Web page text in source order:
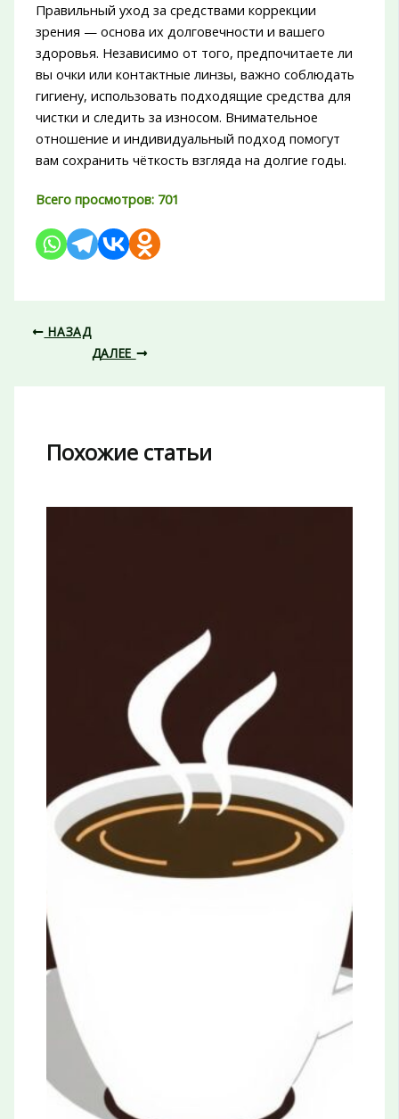
Правильный уход за средствами коррекции
зрения — основа их долговечности и вашего
здоровья. Независимо от того, предпочитаете ли
вы очки или контактные линзы, важно соблюдать
гигиену, использовать подходящие средства для
чистки и следить за износом. Внимательное
отношение и индивидуальный подход помогут
вам сохранить чёткость взгляда на долгие годы.
Всего просмотров: 701
НАЗАД
ДАЛЕЕ
Похожие статьи